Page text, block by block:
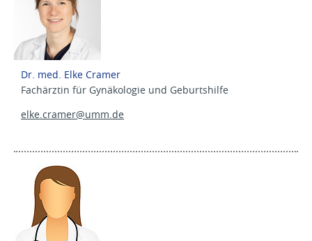
Dr. med. Elke Cramer
Fachärztin für Gynäkologie und Geburtshilfe
elke.cramer@umm.de